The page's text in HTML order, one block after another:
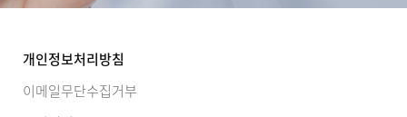
개인정보처리방침
이메일무단수집거부